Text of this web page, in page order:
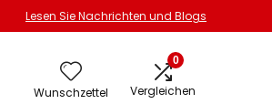
Lesen Sie Nachrichten und Blogs
Wunschzettel
0
Vergleichen